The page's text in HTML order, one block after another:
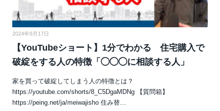
2024年9月17日
【YouTubeショート】1分でわかる 住宅購入で
破綻をする人の特徴「◯◯◯に相談する人」
家を買って破綻してしまう人の特徴とは？
https://youtube.com/shorts/8_C5DgaMDNg 【質問箱】
https://peing.net/ja/meiwajisho 住み替…